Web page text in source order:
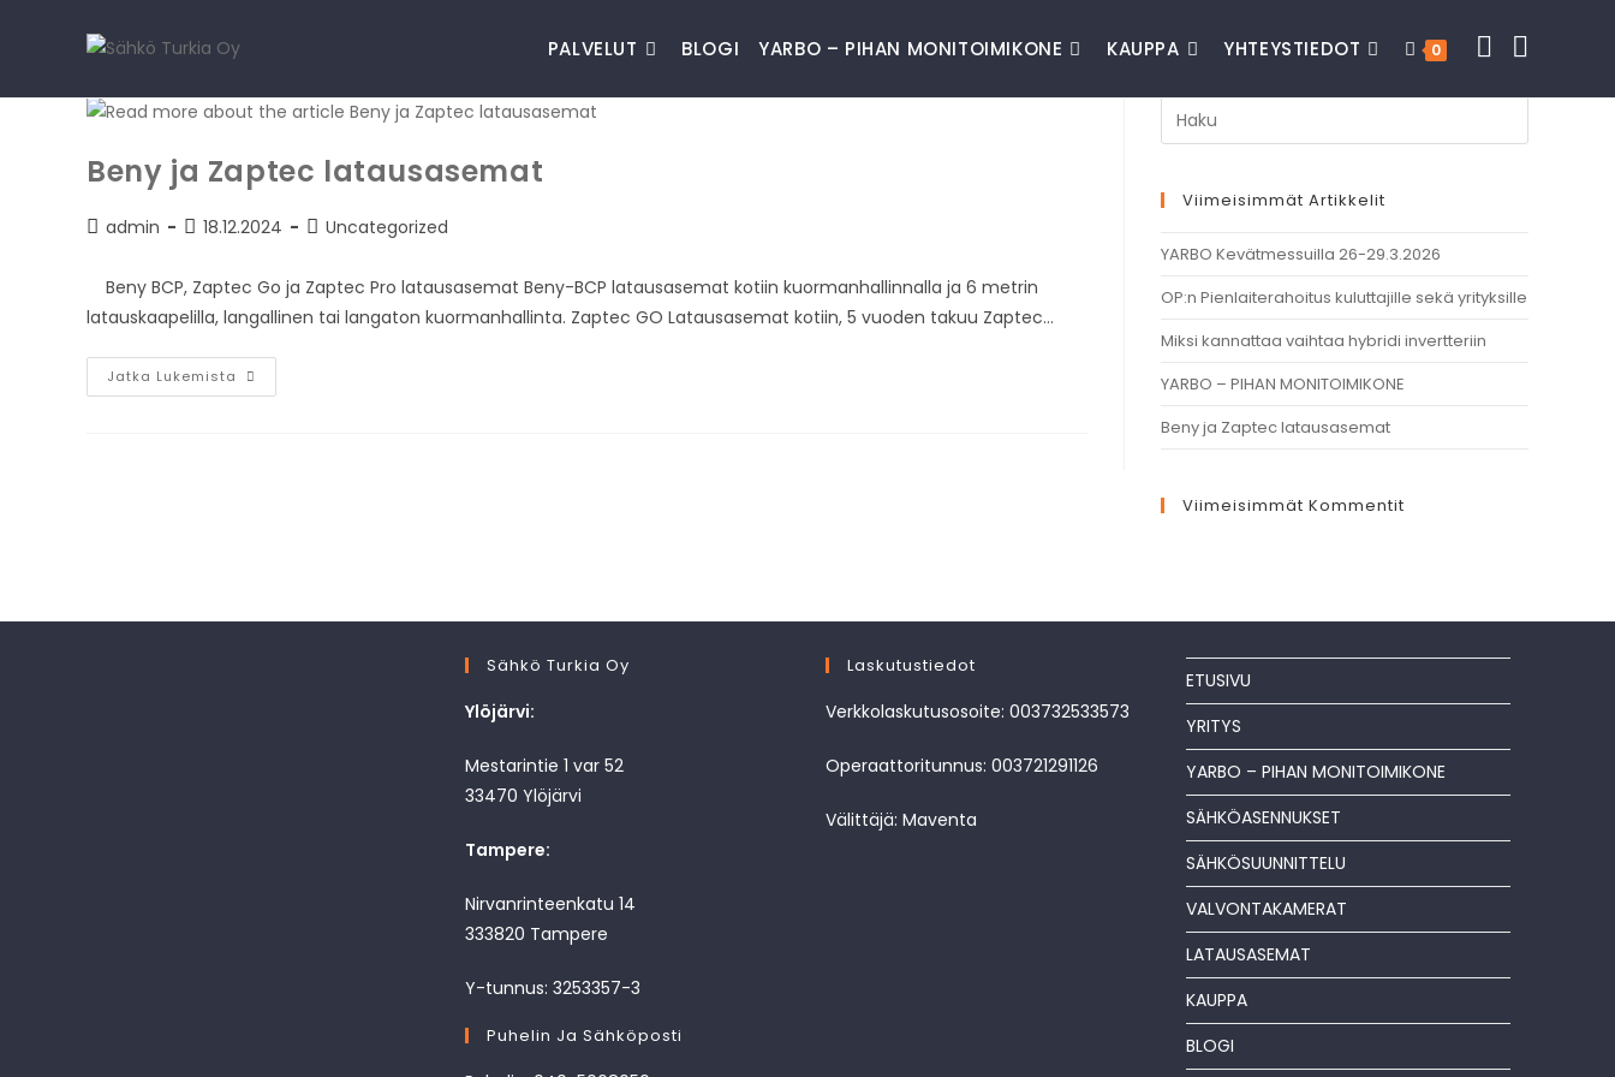
PALVELUT BLOGI YARBO – PIHAN MONITOIMIKONE KAUPPA YHTEYSTIEDOT 0
Beny ja Zaptec latausasemat
admin 18.12.2024 Uncategorized
Beny BCP, Zaptec Go ja Zaptec Pro latausasemat Beny-BCP latausasemat kotiin kuormanhallinnalla ja 6 metrin
latauskaapelilla, langallinen tai langaton kuormanhallinta. Zaptec GO Latausasemat kotiin, 5 vuoden takuu Zaptec…
Jatka Lukemista
Viimeisimmät Artikkelit
YARBO Kevätmessuilla 26-29.3.2026
OP:n Pienlaiterahoitus kuluttajille sekä yrityksille
Miksi kannattaa vaihtaa hybridi invertteriin
YARBO – PIHAN MONITOIMIKONE
Beny ja Zaptec latausasemat
Viimeisimmät Kommentit
Sähkö Turkia Oy
Ylöjärvi:
Mestarintie 1 var 52
33470 Ylöjärvi
Tampere:
Nirvanrinteenkatu 14
333820 Tampere
Y-tunnus: 3253357-3
Puhelin Ja Sähköposti
Laskutustiedot
Verkkolaskutusosoite: 003732533573
Operaattoritunnus: 003721291126
Välittäjä: Maventa
ETUSIVU
YRITYS
YARBO – PIHAN MONITOIMIKONE
SÄHKÖASENNUKSET
SÄHKÖSUUNNITTELU
VALVONTAKAMERAT
LATAUSASEMAT
KAUPPA
BLOGI